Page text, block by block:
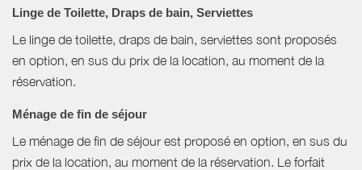
Linge de Toilette, Draps de bain, Serviettes
Le linge de toilette, draps de bain, serviettes sont proposés
en option, en sus du prix de la location, au moment de la
réservation.
Ménage de fin de séjour
Le ménage de fin de séjour est proposé en option, en sus du
prix de la location, au moment de la réservation. Le forfait